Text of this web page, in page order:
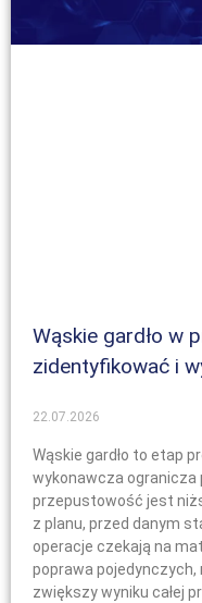
Wąskie gardło w
zidentyfikować i
22.07.2026
Wąskie gardło to etap
wykonawcza ogranicza
przepustowość jest
z planu, przed danym
operacje czekają na
poprawa
zwiększy wyniku całej